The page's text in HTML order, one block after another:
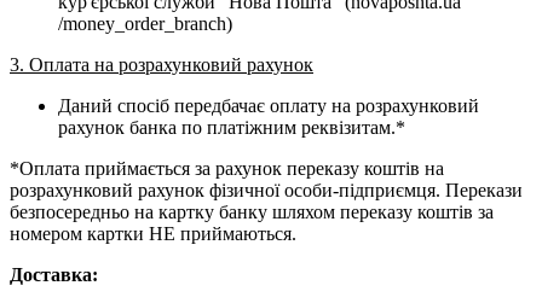
/money_order_branch)
3. Оплата на розрахунковий рахунок
Даний спосіб передбачає оплату на розрахунковий
рахунок банка по платіжним реквізитам.*
*Оплата приймається за рахунок переказу коштів на
розрахунковий рахунок фізичної особи-підприємця. Перекази
безпосередньо на картку банку шляхом переказу коштів за
номером картки НЕ приймаються.
Доставка: